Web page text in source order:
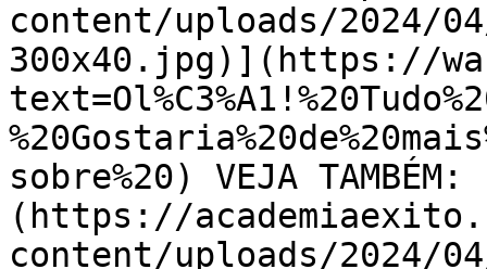
content/uploads/2024/
300x40.jpg)](https://
sobre%20) VEJA
(https://
content/uploads/2024/